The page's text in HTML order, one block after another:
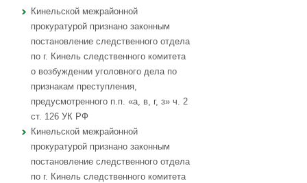
Кинельской межрайонной
прокуратурой признано законным
постановление следственного отдела
по г. Кинель следственного комитета
о возбуждении уголовного дела по
признакам преступления,
предусмотренного п.п. «а, в, г, з» ч. 2
ст. 126 УК РФ
Кинельской межрайонной
прокуратурой признано законным
постановление следственного отдела
по г. Кинель следственного комитета